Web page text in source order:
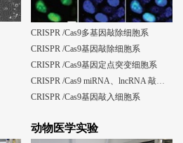
CRISPR /Cas9多基因敲除细胞系
CRISPR /Cas9基因敲除细胞系
CRISPR /Cas9基因定点突变细胞系
CRISPR /Cas9基因敲入细胞系
动物医学实验